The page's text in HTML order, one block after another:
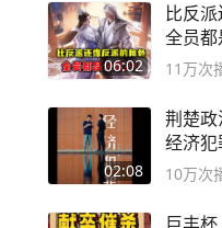
06:02
比反派
全员都
11万次
02:08
荆楚
经济
10万次